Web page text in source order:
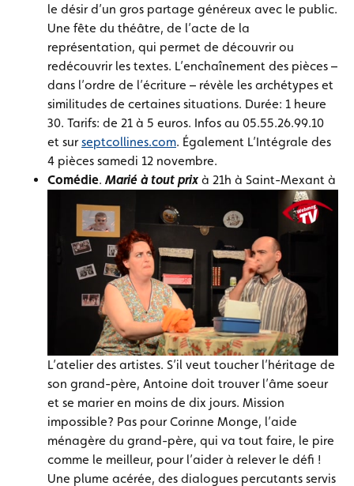
le désir d’un gros partage généreux avec le public.
Une fête du théâtre, de l’acte de la
représentation, qui permet de découvrir ou
redécouvrir les textes. L’enchaînement des pièces –
dans l’ordre de l’écriture – révèle les archétypes et
similitudes de certaines situations. Durée: 1 heure
30. Tarifs: de 21 à 5 euros. Infos au 05.55.26.99.10
et surseptcollines.com. Également L’Intégrale des
4 pièces samedi 12 novembre.
Comédie. Marié à tout prix à 21h à Saint-Mexant à
L’atelier des artistes. S’il veut toucher l’héritage de
son grand-père, Antoine doit trouver l’âme soeur
et se marier en moins de dix jours. Mission
impossible? Pas pour Corinne Monge, l’aide
ménagère du grand-père, qui va tout faire, le pire
comme le meilleur, pour l’aider à relever le défi !
Une plume acérée, des dialogues percutants servis